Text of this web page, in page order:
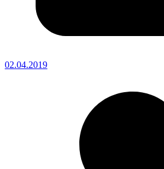
02.04.2019